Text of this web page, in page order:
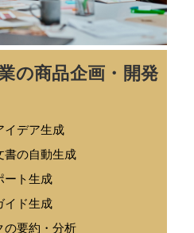
の商品企画・開発
イデア生成
書の自動生成
ート生成
イド生成
の要約・分析